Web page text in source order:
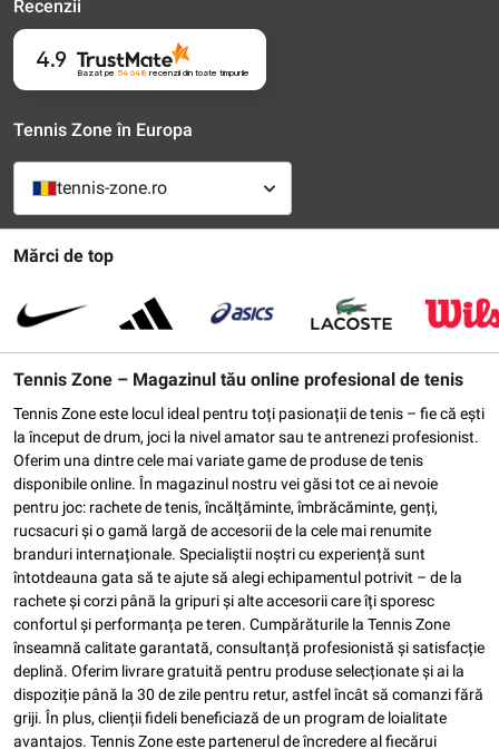
Mărci de top
Tennis Zone – Magazinul tău online profesional de tenis
Tennis Zone este locul ideal pentru toți pasionații de tenis – fie că ești
la început de drum, joci la nivel amator sau te antrenezi profesionist.
Oferim una dintre cele mai variate game de produse de tenis
disponibile online. În magazinul nostru vei găsi tot ce ai nevoie
pentru joc: rachete de tenis, încălțăminte, îmbrăcăminte, genți,
rucsacuri și o gamă largă de accesorii de la cele mai renumite
branduri internaționale. Specialiștii noștri cu experiență sunt
întotdeauna gata să te ajute să alegi echipamentul potrivit – de la
rachete și corzi până la gripuri și alte accesorii care îți sporesc
confortul și performanța pe teren. Cumpărăturile la Tennis Zone
înseamnă calitate garantată, consultanță profesionistă și satisfacție
deplină. Oferim livrare gratuită pentru produse selecționate și ai la
dispoziție până la 30 de zile pentru retur, astfel încât să comanzi fără
griji. În plus, clienții fideli beneficiază de un program de loialitate
avantajos. Tennis Zone este partenerul de încredere al fiecărui
Recenzii
4.9
Bazat pe 54 648 recenziidin toate timpurile
Tennis Zone în Europa
tennis-zone.ro